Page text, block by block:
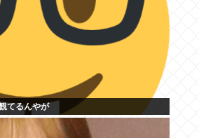
てるんやが